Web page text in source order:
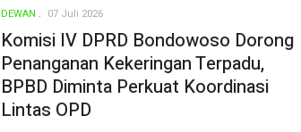
DEWAN 07 Juli 2026
Komisi IV DPRD Bondowoso Dorong
Penanganan Kekeringan Terpadu,
BPBD Diminta Perkuat Koordinasi
Lintas OPD